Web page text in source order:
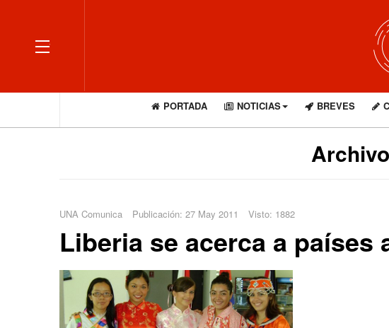
OFF CANVAS
PORTADA NOTICIAS BREVES
UNA Comunica Publicación: 27 May 2011 Visto: 1882
Liberia se acerca a países